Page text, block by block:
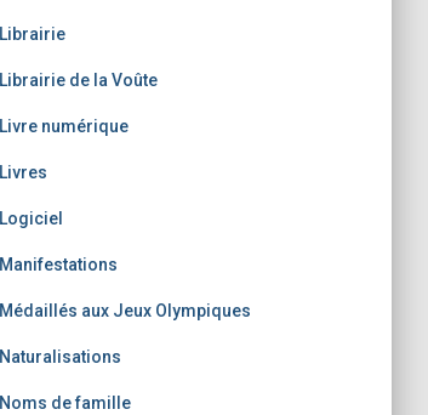
Librairie
Librairie de la Voûte
Livre numérique
Livres
Logiciel
Manifestations
Médaillés aux Jeux Olympiques
Naturalisations
Noms de famille